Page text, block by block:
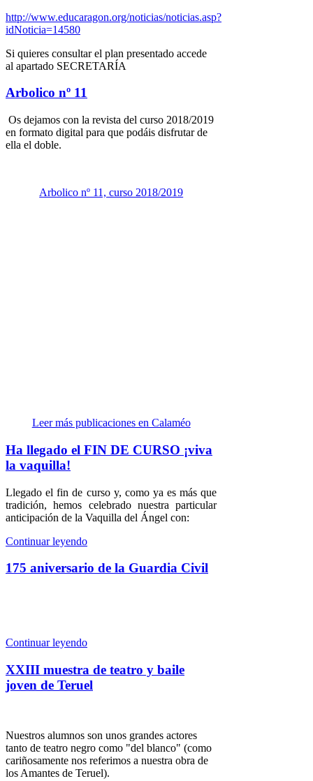
http://www.educaragon.org/noticias/noticias.asp?
idNoticia=14580
Si quieres consultar el plan presentado accede
al apartado SECRETARÍA
Arbolico nº 11
Os dejamos con la revista del curso 2018/2019
en formato digital para que podáis disfrutar de
ella el doble.
Arbolico nº 11, curso 2018/2019
Leer más publicaciones en Calaméo
Ha llegado el FIN DE CURSO ¡viva
la vaquilla!
Llegado el fin de curso y, como ya es más que
tradición, hemos celebrado nuestra particular
anticipación de la Vaquilla del Ángel con:
Continuar leyendo
175 aniversario de la Guardia Civil
Continuar leyendo
XXIII muestra de teatro y baile
joven de Teruel
Nuestros alumnos son unos grandes actores
tanto de teatro negro como "del blanco" (como
cariñosamente nos referimos a nuestra obra de
los Amantes de Teruel).